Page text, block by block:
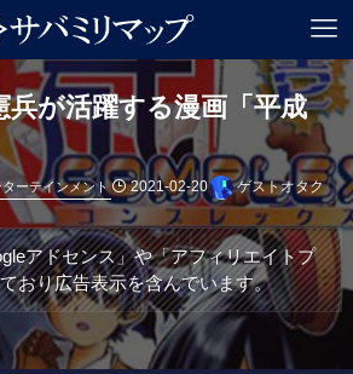
兵が活躍する漫画「平成
ーテインメント 2021-02-20 ゲストオタク
アドセンス」や「アフィリエイトプ
おり広告表示を含んでいます。